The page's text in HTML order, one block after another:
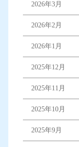
2026年3月
2026年2月
2026年1月
2025年12月
2025年11月
2025年10月
2025年9月